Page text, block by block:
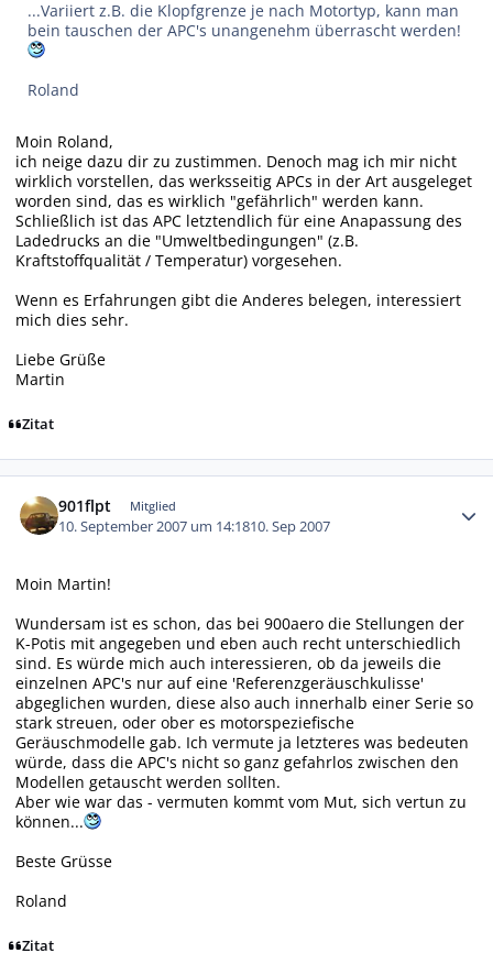
...Variiert z.B. die Klopfgrenze je nach Motortyp, kann man
bein tauschen der APC's unangenehm überrascht werden!
Roland
Moin Roland,
ich neige dazu dir zu zustimmen. Denoch mag ich mir nicht
wirklich vorstellen, das werksseitig APCs in der Art ausgeleget
worden sind, das es wirklich "gefährlich" werden kann.
Schließlich ist das APC letztendlich für eine Anapassung des
Ladedrucks an die "Umweltbedingungen" (z.B.
Kraftstoffqualität / Temperatur) vorgesehen.
Wenn es Erfahrungen gibt die Anderes belegen, interessiert
mich dies sehr.
Liebe Grüße
Martin
Zitat
901flpt Mitglied
10. September 2007 um 14:1810. Sep 2007
Moin Martin!
Wundersam ist es schon, das bei 900aero die Stellungen der
K-Potis mit angegeben und eben auch recht unterschiedlich
sind. Es würde mich auch interessieren, ob da jeweils die
einzelnen APC's nur auf eine 'Referenzgeräuschkulisse'
abgeglichen wurden, diese also auch innerhalb einer Serie so
stark streuen, oder ober es motorspeziefische
Geräuschmodelle gab. Ich vermute ja letzteres was bedeuten
würde, dass die APC's nicht so ganz gefahrlos zwischen den
Modellen getauscht werden sollten.
Aber wie war das - vermuten kommt vom Mut, sich vertun zu
können...
Beste Grüsse
Roland
Zitat